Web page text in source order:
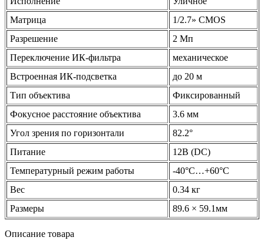
Матрица
1/2.7» CMOS
Разрешение
2 Мп
Переключение ИК-фильтра
механическое
Встроенная ИК-подсветка
до 20 м
Тип объектива
Фиксированный
Фокусное расстояние объектива
3.6 мм
Угол зрения по горизонтали
82.2°
Питание
12В (DC)
Температурный режим работы
-40°С…+60°С
Вес
0.34 кг
Размеры
89.6 × 59.1мм
Описание товара